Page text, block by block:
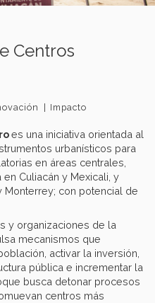
Centros
Impacto
es una iniciativa orientada al
urbanísticos para
en áreas centrales,
Culiacán y Mexicali, y
Monterrey; con potencial de
y organizaciones de la
mecanismos que
activar la inversión,
pública e incrementar la
busca detonar procesos
centros más